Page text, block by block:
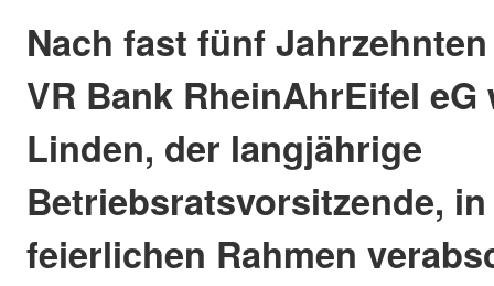
Nach fast fünf
VR Bank RheinAhrEifel
Linden, der langjährige
Betriebsratsvorsitzende,
feierlichen Rahmen